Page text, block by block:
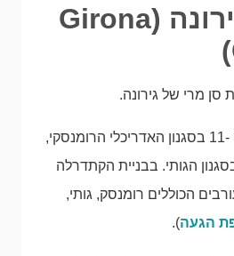
קתדרלת גירונה (Girona
מרי של גירונה.
בנייתה החלה במאה ה -11 בסגנון האדריכלי הרומנסקי,
במאה ה -13 בסגנון הגותי. בבניית הקתדרלה
הכוללים רומנסק, גותי,
הגעה).